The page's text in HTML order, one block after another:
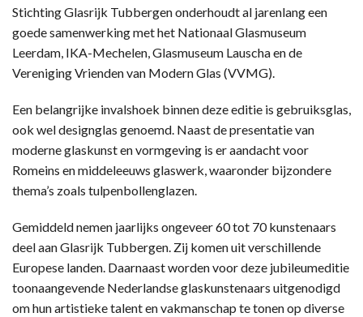
Stichting Glasrijk Tubbergen onderhoudt al jarenlang een
goede samenwerking met het Nationaal Glasmuseum
Leerdam, IKA-Mechelen, Glasmuseum Lauscha en de
Vereniging Vrienden van Modern Glas (VVMG).
Een belangrijke invalshoek binnen deze editie is gebruiksglas,
ook wel designglas genoemd. Naast de presentatie van
moderne glaskunst en vormgeving is er aandacht voor
Romeins en middeleeuws glaswerk, waaronder bijzondere
thema’s zoals tulpenbollenglazen.
Gemiddeld nemen jaarlijks ongeveer 60 tot 70 kunstenaars
deel aan Glasrijk Tubbergen. Zij komen uit verschillende
Europese landen. Daarnaast worden voor deze jubileumeditie
toonaangevende Nederlandse glaskunstenaars uitgenodigd
om hun artistieke talent en vakmanschap te tonen op diverse